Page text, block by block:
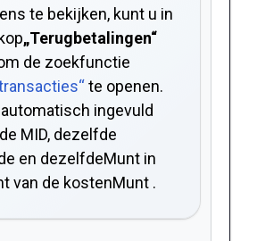
te bekijken, kunt u in
„Terugbetalingen“
de zoekfunctie
te openen.
ingevuld
MID, dezelfde
en dezelfdeMunt in
van de kostenMunt .